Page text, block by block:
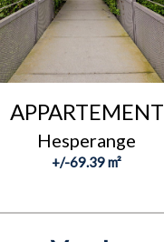
APPARTEMENT
Hesperange
+/-69.39 m²